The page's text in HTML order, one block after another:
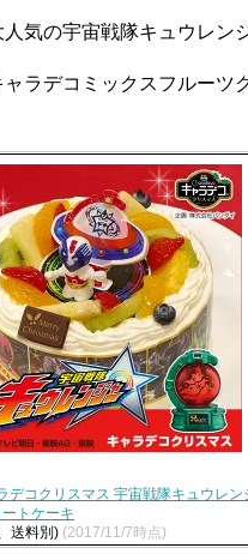
気の宇宙戦隊キュウレン
ラデコミックスフルーツ
デコクリスマス 宇宙戦隊キュウレン
トケーキ
送料別) (2017/11/7時点)